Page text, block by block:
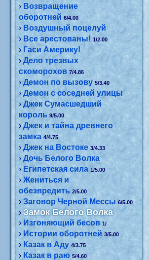
›Возвращение
оборотней 6/4.00
› Воздушный поцелуй
›Все арестованы! 1/2.00
›Гаси Америку!
›Дело трезвых
скоморохов 7/4.86
›Демон по вызову 5/3.40
›Демон с соседней улицы
›Джек Сумасшедший
король 9/5.00
›Джек и тайна древнего
замка 4/4.75
›Джек на Востоке 3/4.33
›Дочь Белого Волка
›Египетская сила 1/5.00
›Жениться и
обезвредить 2/5.00
›Заговор Черной Мессы 6/5.00
›Замок Белого Волка
›Изгоняющий бесов 1/
›Истории оборотней 3/5.00
›Казак в Аду 4/3.75
›Казак в раю 5/4.60